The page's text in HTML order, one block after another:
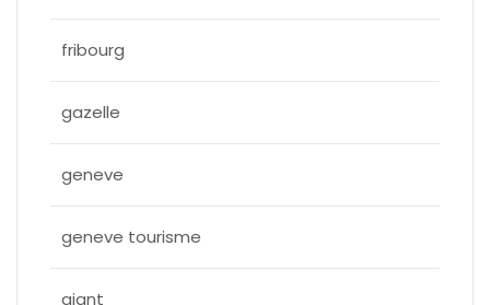
fribourg
gazelle
geneve
geneve tourisme
giant